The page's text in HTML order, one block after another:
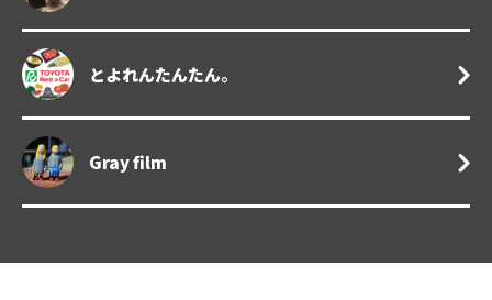
とよれんたんたん。
Gray film